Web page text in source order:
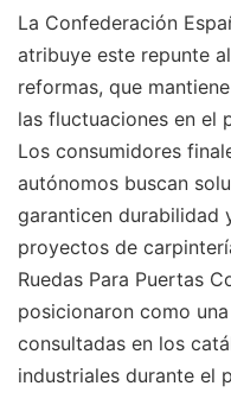
La Confederación
atribuye este repunte
reformas, que
las fluctuaciones en el
Los consumidores
autónomos buscan
garanticen durabilidad
proyectos de
Ruedas Para Puertas
posicionaron como
consultadas en los
industriales durante el